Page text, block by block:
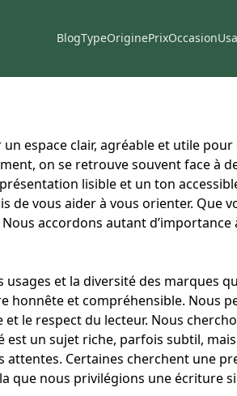
BlogTypeOriginePrixOccasion
espace clair, agréable et utile
on se retrouve souvent face à
lisible et un ton
de vous aider à vous orienter.
accordons autant
et la diversité des marques
et compréhensible. Nous
le respect du lecteur. Nous
un sujet riche, parfois subtil,
Certaines cherchent une
que nous privilégions une écriture